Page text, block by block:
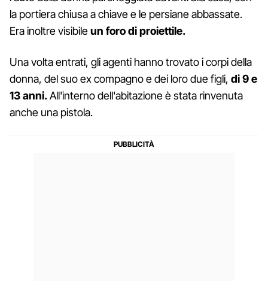
la portiera chiusa a chiave e le persiane abbassate.
Era inoltre visibileun foro di proiettile.
Una volta entrati, gli agenti hanno trovato i corpi della
donna, del suo ex compagno e dei loro due figli, di 9 e
13 anni.All'interno dell'abitazione è stata rinvenuta
anche una pistola.